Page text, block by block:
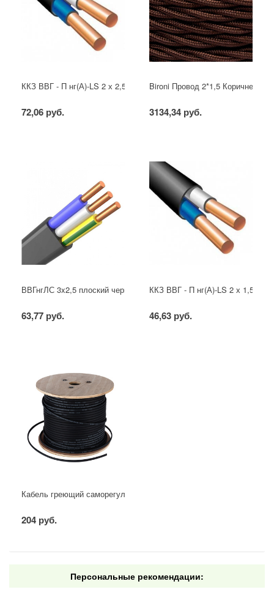
ККЗ ВВГ - П нг(А)-LS 2 х 2,5 ГОСТ
72,06 руб.
Bironi Провод 2*1,5 Коричневый
3134,34 руб.
ВВГнгЛС 3x2,5 плоский черный
63,77 руб.
ККЗ ВВГ - П нг(А)-LS 2 х 1,5
46,63 руб.
Кабель греющий саморегулирующийся для труб, водостоков,
204 руб.
Персональные рекомендации: